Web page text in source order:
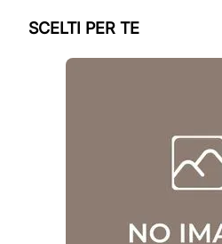
SCELTI PER TE